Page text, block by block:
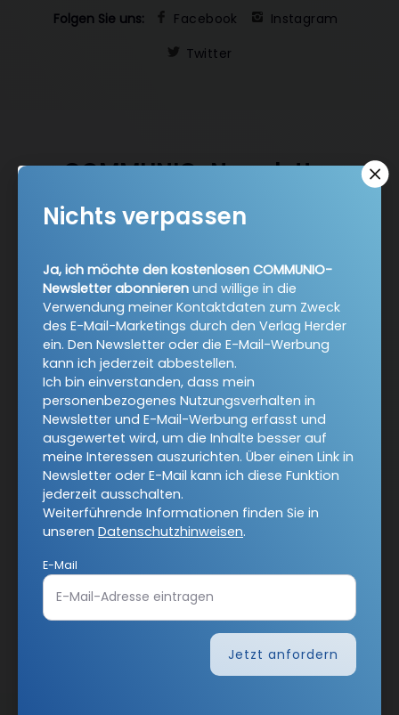
Folgen Sie uns: Facebook
Instagram
Twitter
COMMUNIO-Newsletter
Ja, ich möchte den kostenlosen COMMUNIO-Newsletter
Kontaktdaten zum Zweck des E-Mail-Marketings durch
den Verlag Herder ein. Den Newsletter oder die E-Mail-
Werbung kann ich jederzeit abbestellen.
Ich bin einverstanden, dass mein personenbezogenes
Nutzungsverhalten in Newsletter und E-Mail-Werbung
erfasst und ausgewertet wird, um die Inhalte besser auf
meine Interessen auszurichten. Über einen Link in
Newsletter oder E-Mail kann ich diese Funktion jederzeit
ausschalten.
Weiterführende Informationen finden Sie in unseren
Datenschutzhinweisen.
E-Mail
Jetzt anmelden
Nichts verpassen
Ja, ich möchte den kostenlosen COMMUNIO-
Newsletter abonnieren und willige in die
Verwendung meiner Kontaktdaten zum Zweck
des E-Mail-Marketings durch den Verlag Herder
ein. Den Newsletter oder die E-Mail-Werbung
kann ich jederzeit abbestellen.
Ich bin einverstanden, dass mein
personenbezogenes Nutzungsverhalten in
Newsletter und E-Mail-Werbung erfasst und
ausgewertet wird, um die Inhalte besser auf
meine Interessen auszurichten. Über einen Link in
Newsletter oder E-Mail kann ich diese Funktion
jederzeit ausschalten.
Weiterführende Informationen finden Sie in
unseren Datenschutzhinweisen.
E-Mail
Jetzt anfordern